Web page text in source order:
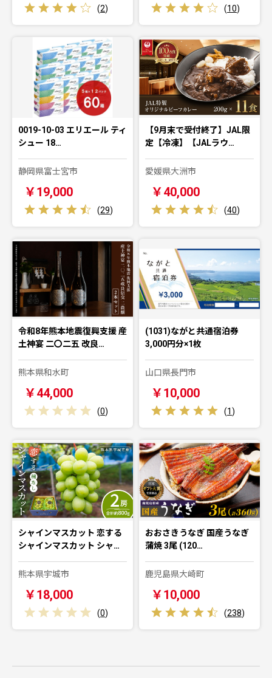
(2) (10)
0019-10-03 エリエール ティ
シュー 18…
静岡県富士宮市
￥19,000
(29)
【9月末で受付終了】JAL限
定【冷凍】【JALラウ…
愛媛県大洲市
￥40,000
(40)
令和8年熊本地震復興支援 産
土神宴 二〇二五 改良…
熊本県和水町
￥44,000
(0)
(1031)ながと共通宿泊券
3,000円分×1枚
山口県長門市
￥10,000
(1)
シャインマスカット 恋する
シャインマスカット シャ…
熊本県宇城市
￥18,000
(0)
おおさきうなぎ 国産うなぎ
蒲焼 3尾 (120…
鹿児島県大崎町
￥10,000
(238)